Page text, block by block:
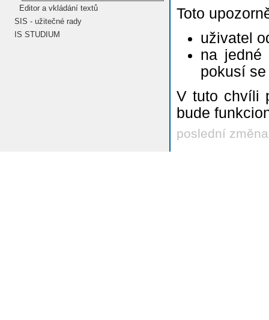
Editor a vkládání textů
SIS - užitečné rady
IS STUDIUM
Toto
uživatel
na jedné
pokusí
V tuto chvíli
bude
poslední